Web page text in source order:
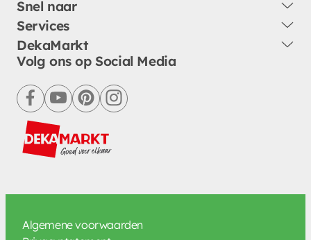
Snel naar
Services
DekaMarkt
Volg ons op Social Media
facebookyoutubepinterestinstagram
Algemene voorwaarden